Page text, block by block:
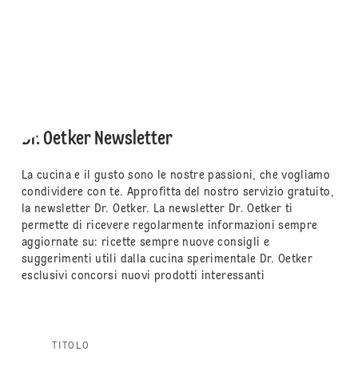
Dr. Oetker Newsletter
La cucina e il gusto sono le nostre passioni, che vogliamo
condividere con te. Approfitta del nostro servizio gratuito,
la newsletter Dr. Oetker. La newsletter Dr. Oetker ti
permette di ricevere regolarmente informazioni sempre
aggiornate su: ricette sempre nuove consigli e
suggerimenti utili dalla cucina sperimentale Dr. Oetker
esclusivi concorsi nuovi prodotti interessanti
TITOLO